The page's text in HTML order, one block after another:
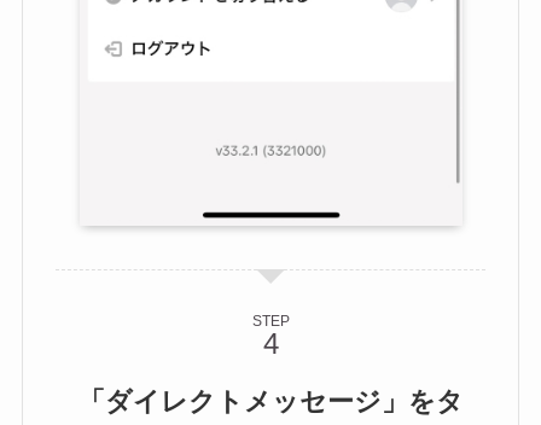
STEP
「ダイレクトメッセージ」をタ